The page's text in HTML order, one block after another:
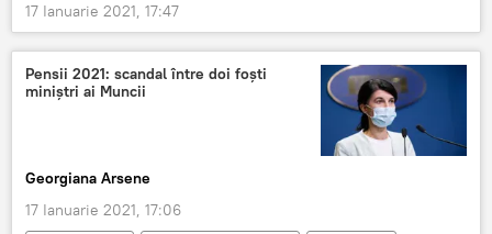
17 Ianuarie 2021, 17:47
Pensii 2021: scandal între doi foști
miniștri ai Muncii
Georgiana Arsene
17 Ianuarie 2021, 17:06